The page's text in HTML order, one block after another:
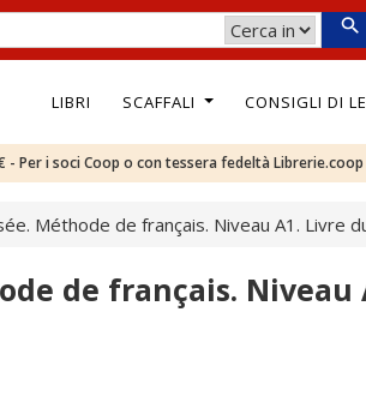
LIBRI SCAFFALI CONSIGLI DI
Per i soci Coop o con tessera fedeltà
Méthode de français. Niveau A1. Livre
de français. Niveau